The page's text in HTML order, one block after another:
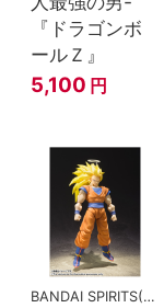
『ドラゴンボ
ールＺ』
5,100 円
BANDAI SPIRITS(バンダイスピリッツ)